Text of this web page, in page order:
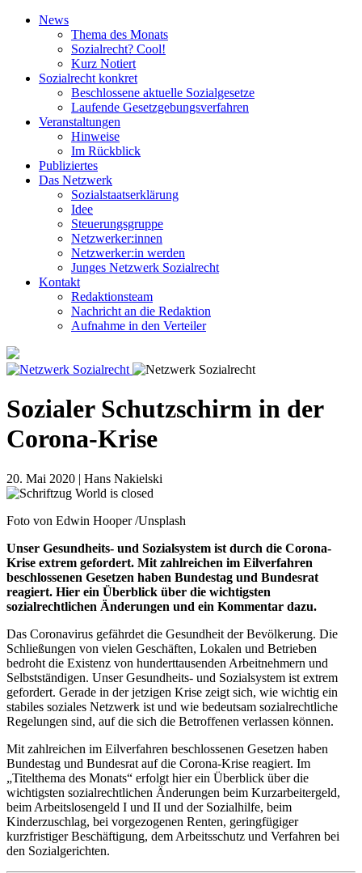
News
Thema des Monats
Sozialrecht? Cool!
Kurz Notiert
Sozialrecht konkret
Beschlossene aktuelle Sozialgesetze
Laufende Gesetz­gebungs­verfahren
Veranstaltungen
Hinweise
Im Rückblick
Publiziertes
Das Netzwerk
Sozial­staats­erklärung
Idee
Steuerungsgruppe
Netzwerker:innen
Netzwerker:in werden
Junges Netzwerk Sozialrecht
Kontakt
Redaktionsteam
Nachricht an die Redaktion
Aufnahme in den Verteiler
Sozialer Schutzschirm in der
Corona-Krise
20. Mai 2020 | Hans Nakielski
Foto von Edwin Hooper /Unsplash
Unser Gesundheits- und Sozialsystem ist durch die Corona-
Krise extrem gefordert. Mit zahlreichen im Eilverfahren
beschlossenen Gesetzen haben Bundestag und Bundesrat
reagiert. Hier ein Überblick über die wichtigsten
sozialrechtlichen Änderungen und ein Kommentar dazu.
Das Coronavirus gefährdet die Gesundheit der Bevölkerung. Die
Schließungen von vielen Geschäften, Lokalen und Betrieben
bedroht die Existenz von hunderttausenden Arbeitnehmern und
Selbstständigen. Unser Gesundheits- und Sozialsystem ist extrem
gefordert. Gerade in der jetzigen Krise zeigt sich, wie wichtig ein
stabiles soziales Netzwerk ist und wie bedeutsam sozialrechtliche
Regelungen sind, auf die sich die Betroffenen verlassen können.
Mit zahlreichen im Eilverfahren beschlossenen Gesetzen haben
Bundestag und Bundesrat auf die Corona-Krise reagiert. Im
„Titelthema des Monats“ erfolgt hier ein Überblick über die
wichtigsten sozialrechtlichen Änderungen beim Kurzarbeitergeld,
beim Arbeitslosengeld I und II und der Sozialhilfe, beim
Kinderzuschlag, bei vorgezogenen Renten, geringfügiger
kurzfristiger Beschäftigung, dem Arbeitsschutz und Verfahren bei
den Sozialgerichten.